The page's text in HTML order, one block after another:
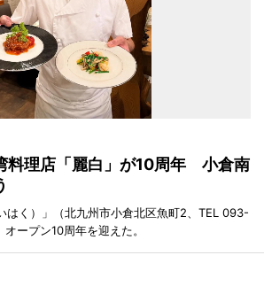
料理店「麗白」が10周年 小倉南
はく）」（北九州市小倉北区魚町2、TEL 093-
ープン10周年を迎えた。